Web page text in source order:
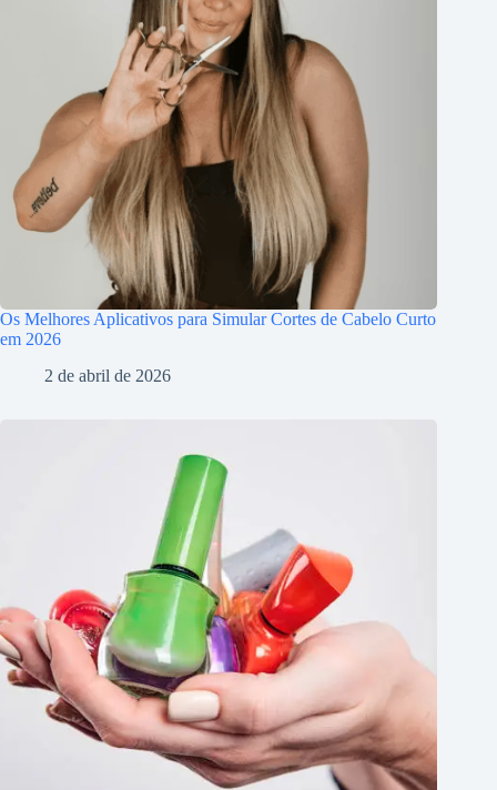
Os Melhores Aplicativos para Simular Cortes de Cabelo Curto
em 2026
2 de abril de 2026